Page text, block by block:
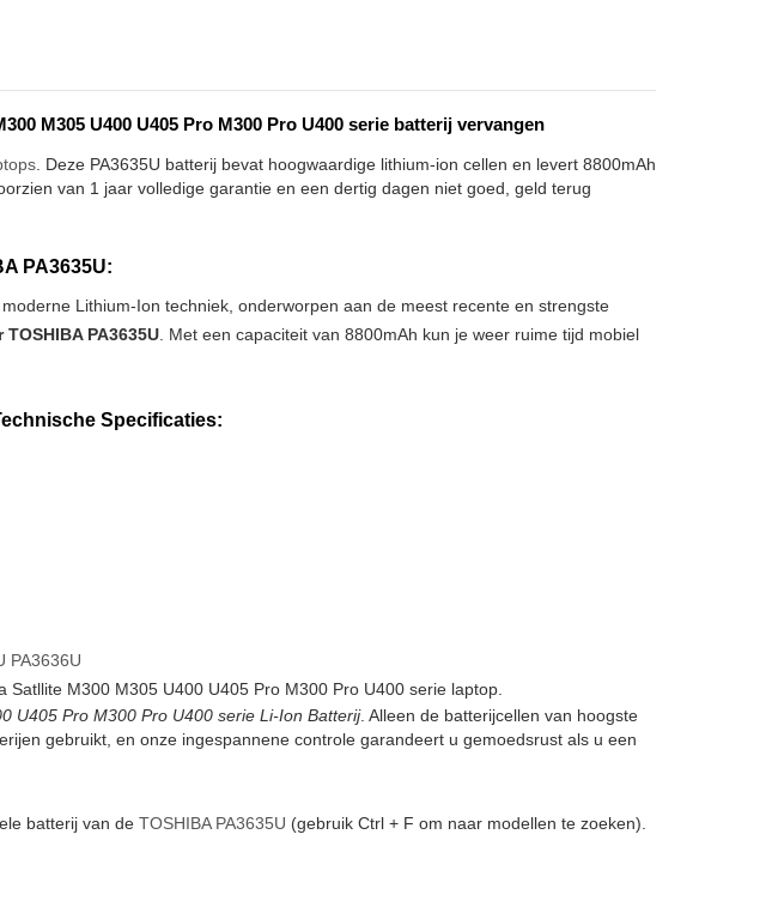
M305 U400 U405 Pro M300 Pro U400 serie batterij vervangen
. Deze PA3635U batterij bevat hoogwaardige lithium-ion cellen en levert 8800mAh
van 1 jaar volledige garantie en een dertig dagen niet goed, geld terug
PA3635U:
Lithium-Ion techniek, onderworpen aan de meest recente en strengste
PA3635U. Met een capaciteit van 8800mAh kun je weer ruime tijd mobiel
Specificaties:
PA3636U
Satllite M300 M305 U400 U405 Pro M300 Pro U400 serie laptop.
U405 Pro M300 Pro U400 serie Li-Ion Batterij. Alleen de batterijcellen van hoogste
gebruikt, en onze ingespannene controle garandeert u gemoedsrust als u een
batterij van de TOSHIBA PA3635U (gebruik Ctrl + F om naar modellen te zoeken).